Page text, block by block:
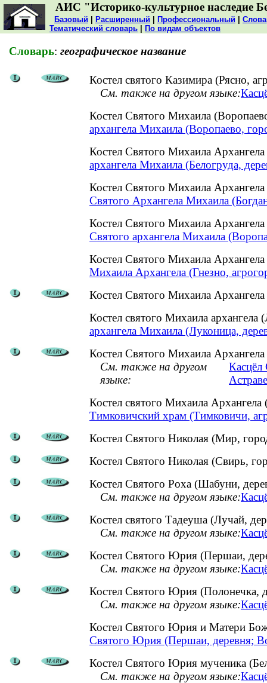
АИС "Историко-культурное наследие
Базовый Расширенный Профессиональный
Тематический словарь
По видам объектов
Словарь: географическое название
Костел святого Казимира (Рясно,
См. также на другом языке:
Костел Святого Михаила
архангела Михаила (Воропаево,
Костел Святого Михаила
архангела Михаила (Белогруда,
Костел Святого Михаила
Святого Архангела Михаила
Костел Святого Михаила
Святого архангела Михаила
Костел Святого Михаила
Михаила Архангела (Гнезно,
Костел Святого Михаила
Костел святого Михаила
архангела Михаила (Луконица,
Костел Святого Михаила
См. также на другом
языке:
Касцёл
Костел святого Михаила
Тимковичский храм (Тимковичи,
Костел Святого Николая (Мир,
Костел Святого Николая (Свирь,
Костел Святого Роха (Шабуни,
См. также на другом языке:
Костел святого Тадеуша (Лучай,
См. также на другом языке:
Костел Святого Юрия (Першаи,
См. также на другом языке:
Костел Святого Юрия (Полонечка,
См. также на другом языке:
Костел Святого Юрия и Матери
Святого Юрия (Першаи, деревня;
Костел Святого Юрия мученика
См. также на другом языке: